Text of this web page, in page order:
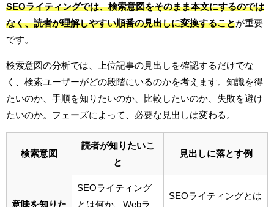
SEOライティングでは、検索意図をそのまま本文にするのでは
なく、読者が理解しやすい順番の見出しに変換することが重要
です。
検索意図の分析では、上位記事の見出しを確認するだけでな
く、検索ユーザーがどの段階にいるのかを考えます。知識を得
たいのか、手順を知りたいのか、比較したいのか、失敗を避け
たいのか。フェーズによって、必要な見出しは変わる。
検索意図
読者が知りたいこ
と
見出しに落とす例
意味を知りた
SEOライティング
とは何か、Webラ
SEOライティングとは